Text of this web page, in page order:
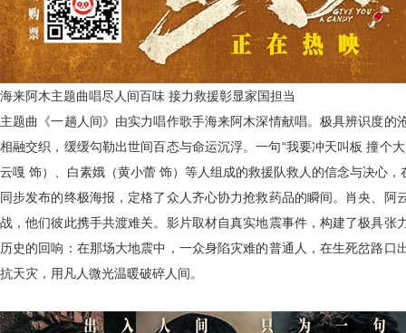
海来阿木主题曲唱尽人间百味 接力救援彰显家国担当
主题曲《一趟人间》由实力唱作歌手海来阿木深情献唱。极具辨识度的
相融交织，缓缓勾勒出世间百态与命运沉浮。一句“我要冲天叫板 撞个
云嘎 饰）、白素娥（黄小蕾 饰）等人组成的救援队救人的信念与决心
同步发布的终极海报，定格了众人齐心协力抢救药品的瞬间。肖央、阿
战，他们彼此携手共渡难关。影片取材自真实地震事件，构建了极具张
历史的回响：在那场大地震中，一众身陷灾难的普通人，在生死岔路口
抗天灾，用凡人微光温暖破碎人间。